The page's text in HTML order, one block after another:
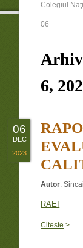
Colegiul
06
6,
Autor:
RAEI
Citeste >
06
DEC
2023